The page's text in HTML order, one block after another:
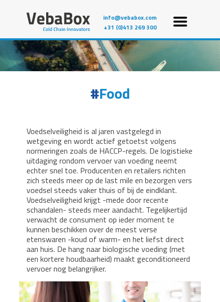
info@vebabox.com
+31 (0)413 269 300
Food
Voedselveiligheid is al jaren vastgelegd in
wetgeving en wordt actief getoetst volgens
normeringen zoals de HACCP-regels. De logistieke
uitdaging rondom vervoer van voeding neemt
echter snel toe. Producenten en retailers richten
zich steeds meer op de last mile en bezorgen vers
voedsel steeds vaker thuis of bij de eindklant.
Voedselveiligheid krijgt -mede door recente
schandalen- steeds meer aandacht. Tegelijkertijd
verwacht de consument op ieder moment te
kunnen beschikken over de meest verse
etenswaren -koud of warm- en het liefst direct
aan huis. De hang naar biologische voeding (met
een kortere houdbaarheid) maakt geconditioneerd
vervoer nog belangrijker.